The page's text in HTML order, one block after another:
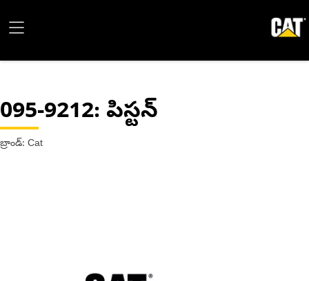
095-9212: పిస్టన్
బ్రాండ్: Cat